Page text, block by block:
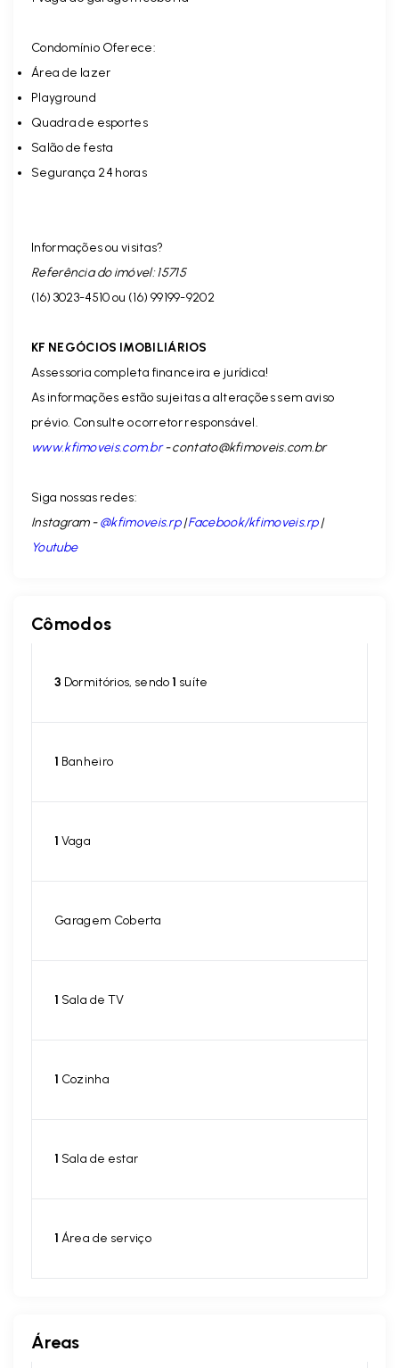
Condomínio Oferece:
Área de lazer
Playground
Quadra de esportes
Salão de festa
Segurança 24 horas
Informações ou visitas?
Referência do imóvel: 15715
(16) 3023-4510 ou (16) 99199-9202
KF NEGÓCIOS IMOBILIÁRIOS
Assessoria completa financeira e jurídica!
As informações estão sujeitas a alterações sem aviso
prévio. Consulte o corretor responsável.
www.kfimoveis.com.br-contato@kfimoveis.com.br
Siga nossas redes:
Instagram -@kfimoveis.rp|Facebook/kfimoveis.rp|
Youtube
Cômodos
3 Dormitórios, sendo1 suíte
1 Banheiro
1 Vaga
Garagem Coberta
1 Sala de TV
1 Cozinha
1 Sala de estar
1 Área de serviço
Áreas